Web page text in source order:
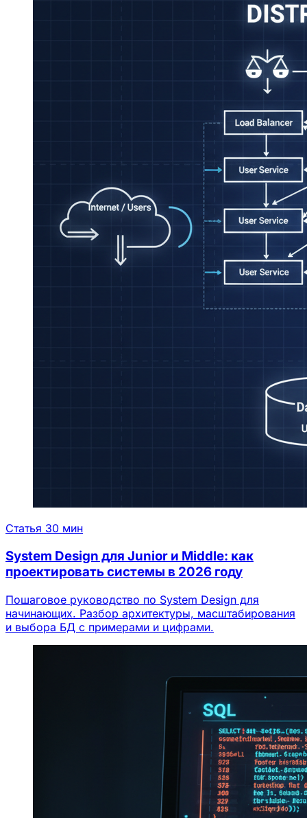
Статья 30 мин
System Design для Junior и Middle: как
проектировать системы в 2026 году
Пошаговое руководство по System Design для
начинающих. Разбор архитектуры, масштабирования
и выбора БД с примерами и цифрами.